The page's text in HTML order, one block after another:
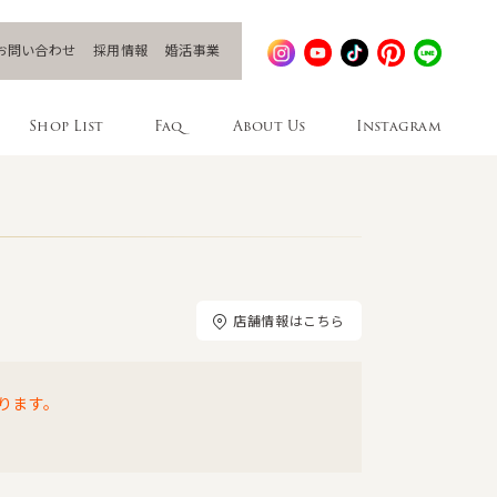
Shop List Faq About Us Instagram
問い合わせ 採用情報 婚活事業
す。
店舗情報はこちら